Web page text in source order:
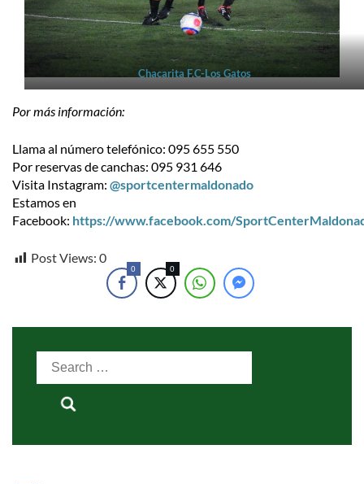
Chacarita F.C-Los Gatos
Por más información:
Llama al número telefónico: 095 655 550
Por reservas de canchas: 095 931 646
Visita Instagram: @sportcentermaldonado
Estamos en
Facebook: https://www.facebook.com/
Post Views: 0
0 0
Search